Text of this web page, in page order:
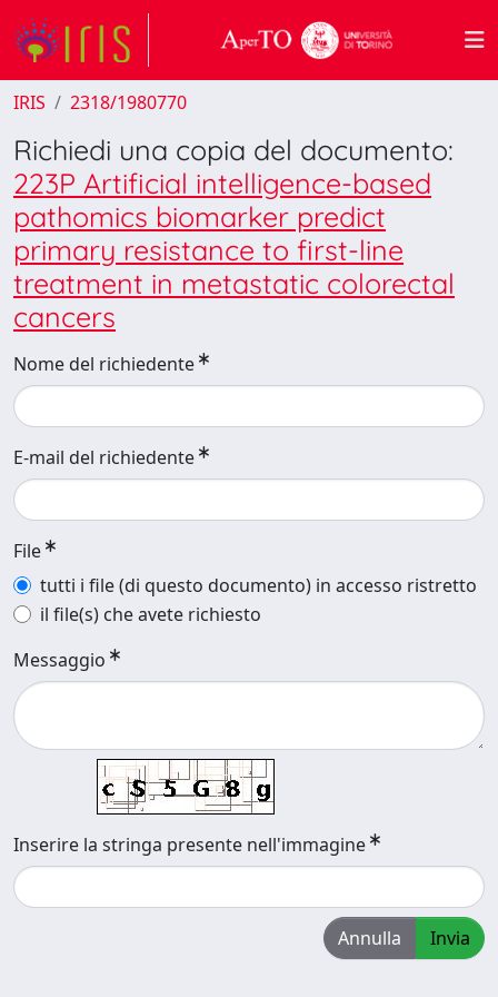
IRIS 2318/1980770
Richiedi una copia del documento:
223P Artificial intelligence-based
pathomics biomarker predict
primary resistance to first-line
treatment in metastatic colorectal
cancers
Nome del richiedente
E-mail del richiedente
File
tutti i file (di questo documento) in accesso ristretto
il file(s) che avete richiesto
Messaggio
Inserire la stringa presente nell'immagine
Annulla Invia